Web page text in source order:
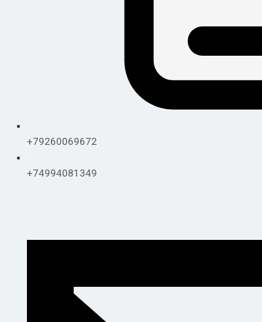
+79260069672
+74994081349